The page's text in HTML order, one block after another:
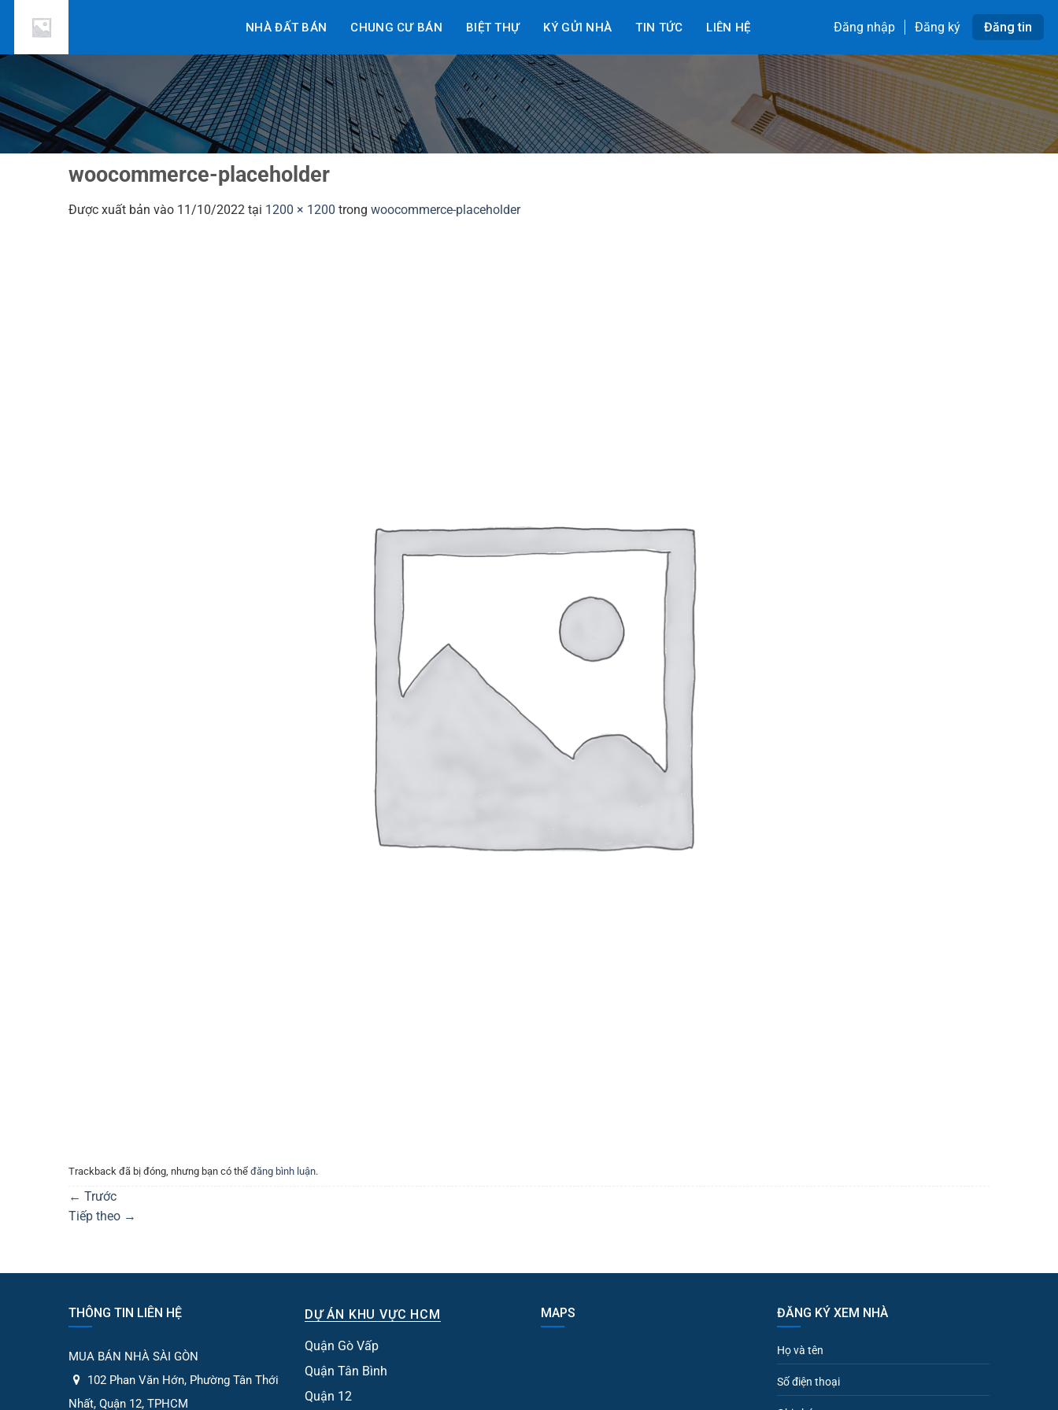
NHÀ ĐẤT BÁN CHUNG CƯ BÁN BIỆT THỰ KÝ GỬI NHÀ TIN TỨC LIÊN HỆ Đăng nhập Đăng ký Đăng tin
woocommerce-placeholder
Được xuất bản vào 11/10/2022 tại 1200 × 1200 trong woocommerce-placeholder
Trackback đã bị đóng, nhưng bạn có thể đăng bình luận.
← Trước
Tiếp theo →
THÔNG TIN LIÊN HỆ
MUA BÁN NHÀ SÀI GÒN
102 Phan Văn Hớn, Phường Tân Thới
Nhất, Quận 12, TPHCM
DỰ ÁN KHU VỰC HCM
Quận Gò Vấp
Quận Tân Bình
Quận 12
MAPS ĐĂNG KÝ XEM NHÀ